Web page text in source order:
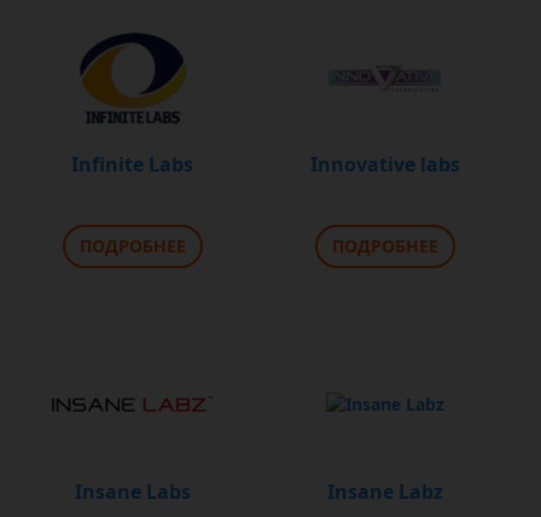
Infinite Labs
ПОДРОБНЕЕ
Innovative labs
ПОДРОБНЕЕ
Insane Labs Insane Labz